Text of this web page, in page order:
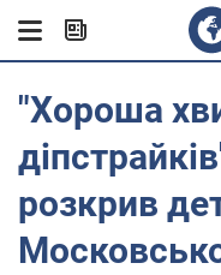
"Хороша
розкрив